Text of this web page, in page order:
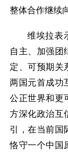
整体合作继续
维埃拉表
自主、加强团
定、可预期关
两国元首成功
公正世界和更
方深化政治互
引，在当前国
恪守一个中国